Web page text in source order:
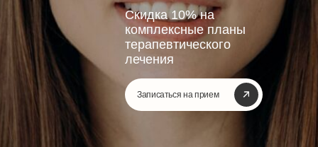
Скидка 10% на
комплексные планы
терапевтического
лечения
Записаться на прием